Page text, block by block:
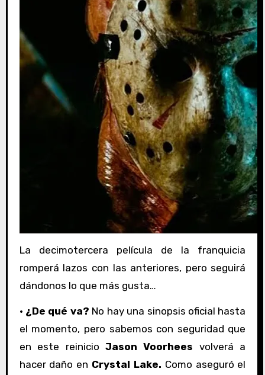
La decimotercera película de la franquicia
romperá lazos con las anteriores, pero seguirá
dándonos lo que más gusta…
· ¿De qué va? No hay una sinopsis oficial hasta
el momento, pero sabemos con seguridad que
en este reinicio Jason Voorhees volverá a
hacer daño en Crystal Lake. Como aseguró el